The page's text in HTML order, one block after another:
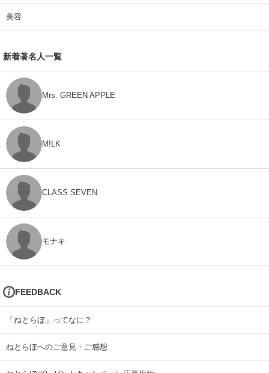
美容
新着著名人一覧
Mrs. GREEN APPLE
M!LK
CLASS SEVEN
モナキ
FEEDBACK
「ねとらぼ」ってなに？
ねとらぼへのご意見・ご感想